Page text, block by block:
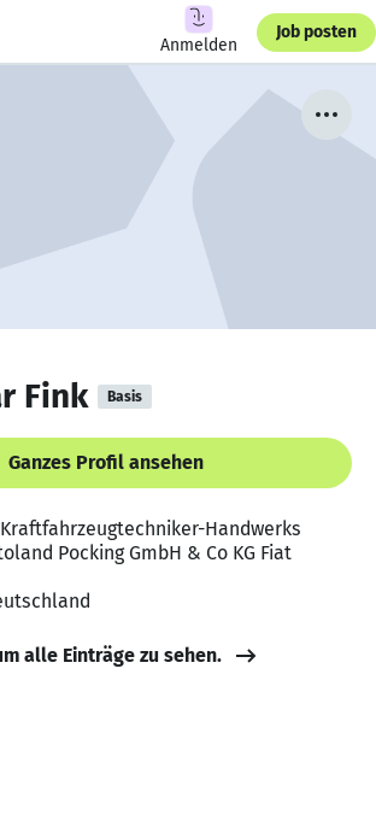
Anmelden
Job posten
Fink Basis
Ganzes Profil ansehen
Handwerks
Pocking GmbH & Co KG Fiat
alle Einträge zu sehen.